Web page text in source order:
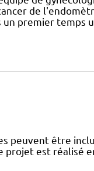
de
un premier temps
peuvent être
projet est réalisé